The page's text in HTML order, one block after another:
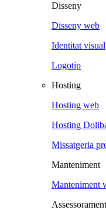
Disseny
Disseny web
Identitat visual
Logotip
Hosting
Hosting web
Hosting
Missatgeria
Manteniment
Manteniment